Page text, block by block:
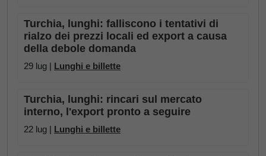
Turchia, lunghi: falliscono i tentativi di
rialzo dei prezzi locali ed export a causa
della debole domanda
29 lug | Lunghi e billette
Turchia, lunghi: rincari sul mercato
interno, l'export pronto a seguire
22 lug | Lunghi e billette